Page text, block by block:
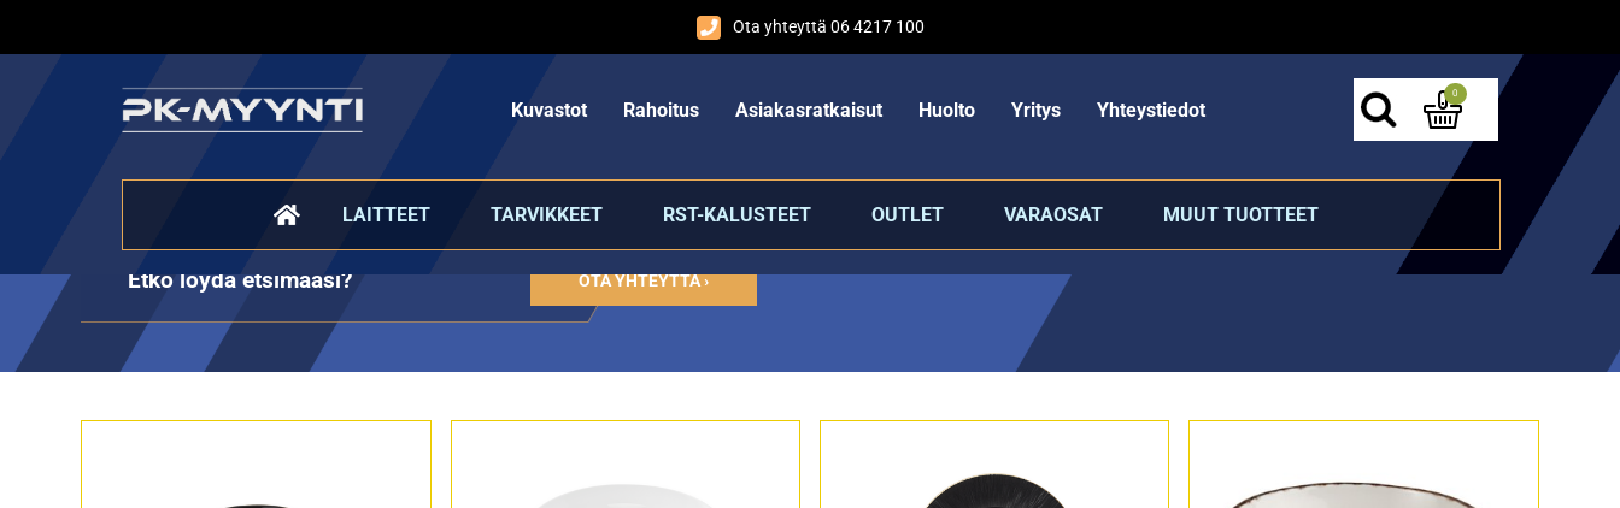
Ota yhteyttä 06 4217 100
Kuvastot Rahoitus Asiakasratkaisut Huolto Yritys Yhteystiedot
0
LAITTEET TARVIKKEET RST-KALUSTEET OUTLET VARAOSAT MUUT TUOTTEET
Lautaset ja kulhot
Etkö löydä etsimääsi? OTA YHTEYTTÄ ›